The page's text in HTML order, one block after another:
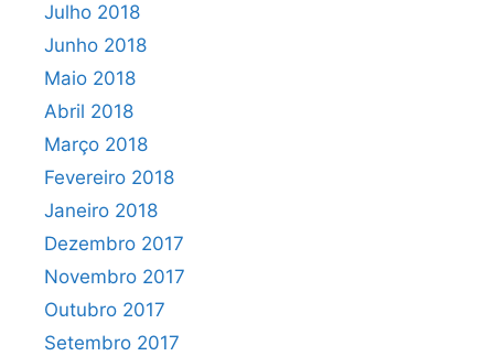
Julho 2018
Junho 2018
Maio 2018
Abril 2018
Março 2018
Fevereiro 2018
Janeiro 2018
Dezembro 2017
Novembro 2017
Outubro 2017
Setembro 2017